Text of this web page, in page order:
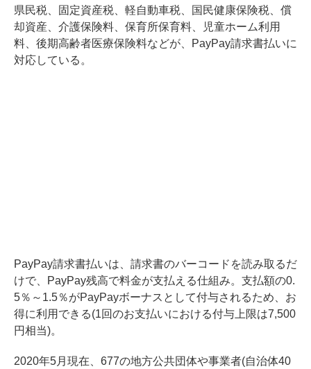
県民税、固定資産税、軽自動車税、国民健康保険税、償
却資産、介護保険料、保育所保育料、児童ホーム利用
料、後期高齢者医療保険料などが、PayPay請求書払いに
対応している。
PayPay請求書払いは、請求書のバーコードを読み取るだ
けで、PayPay残高で料金が支払える仕組み。支払額の0.
5％～1.5％がPayPayボーナスとして付与されるため、お
得に利用できる(1回のお支払いにおける付与上限は7,500
円相当)。
2020年5月現在、677の地方公共団体や事業者(自治体40